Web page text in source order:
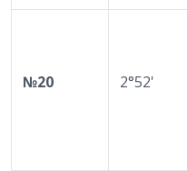
№20 2°52'